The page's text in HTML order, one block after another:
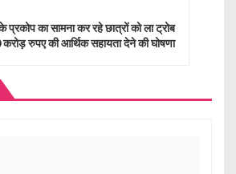
प्रकोप का सामना कर रहे छात्रों को ला ट्रोब
करोड़ रुपए की आर्थिक सहायता देने की घोषणा